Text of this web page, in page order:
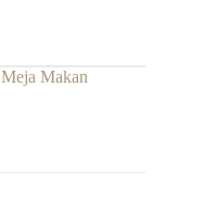
Meja Makan